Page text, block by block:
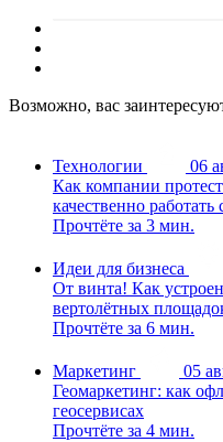
Возможно, вас
Технологии
06
Как компании
качественно
Прочтёте за 3 мин.
Идеи для бизнеса
От винта! Как
вертолётных
Прочтёте за 6 мин.
Маркетинг
05
Геомаркетинг: как
геосервисах
Прочтёте за 4 мин.